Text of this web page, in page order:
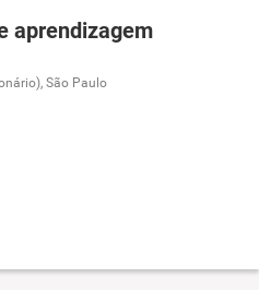
aprendizagem
São Paulo